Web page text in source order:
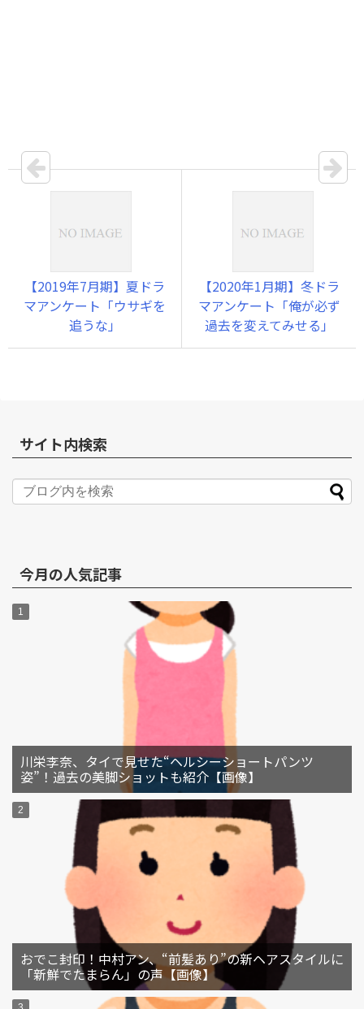
【2019年7月期】夏ドラ
マアンケート「ウサギを
追うな」
【2020年1月期】冬ドラ
マアンケート「俺が必ず
過去を変えてみせる」
サイト内検索
今月の人気記事
川栄李奈、タイで見せた“ヘルシーショートパンツ
姿”！過去の美脚ショットも紹介【画像】
おでこ封印！中村アン、“前髪あり”の新ヘアスタイルに
「新鮮でたまらん」の声【画像】